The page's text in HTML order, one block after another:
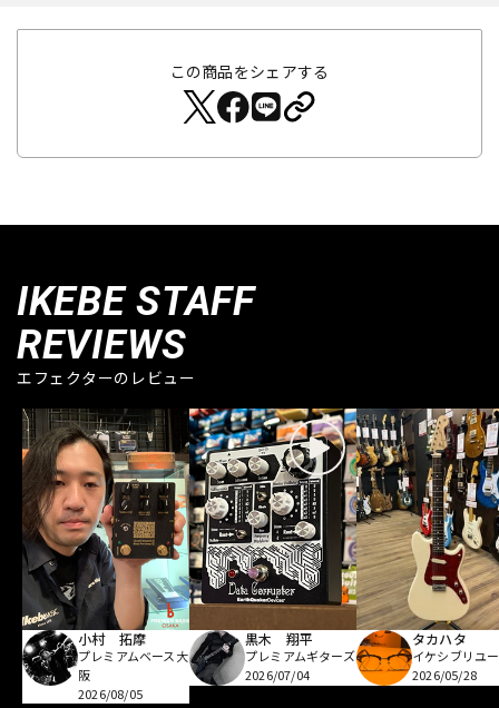
この商品をシェアする
IKEBE STAFF
REVIEWS
エフェクターのレビュー
小村 拓摩
プレミアムベース大
阪
2026/08/05
黒木 翔平
プレミアムギターズ
2026/07/04
タカハタ
イケシブリユ
2026/05/28